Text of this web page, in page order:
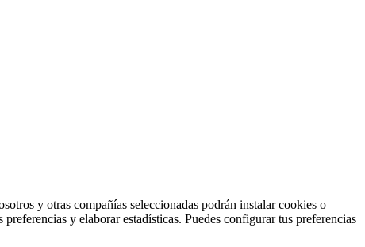
y otras compañías seleccionadas podrán instalar cookies o
y elaborar estadísticas. Puedes configurar tus preferencias